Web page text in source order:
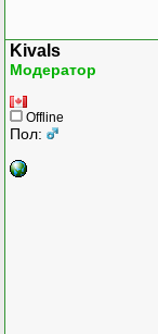
Kivals
Модератор
Offline
Пол: